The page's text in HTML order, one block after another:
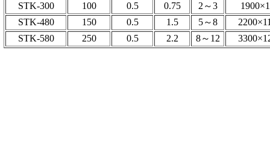
STK-300
100 0.5 0.75 2～3
STK-480
150 0.5 1.5 5～8
STK-580
250 0.5 2.2 8～12